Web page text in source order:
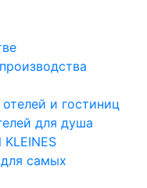
и гостиниц
для душа
самых